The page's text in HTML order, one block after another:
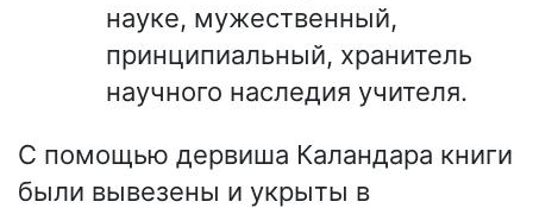
науке, мужественный,
принципиальный, хранитель
научного наследия учителя.
С помощью дервиша Каландара книги
были вывезены и укрыты в